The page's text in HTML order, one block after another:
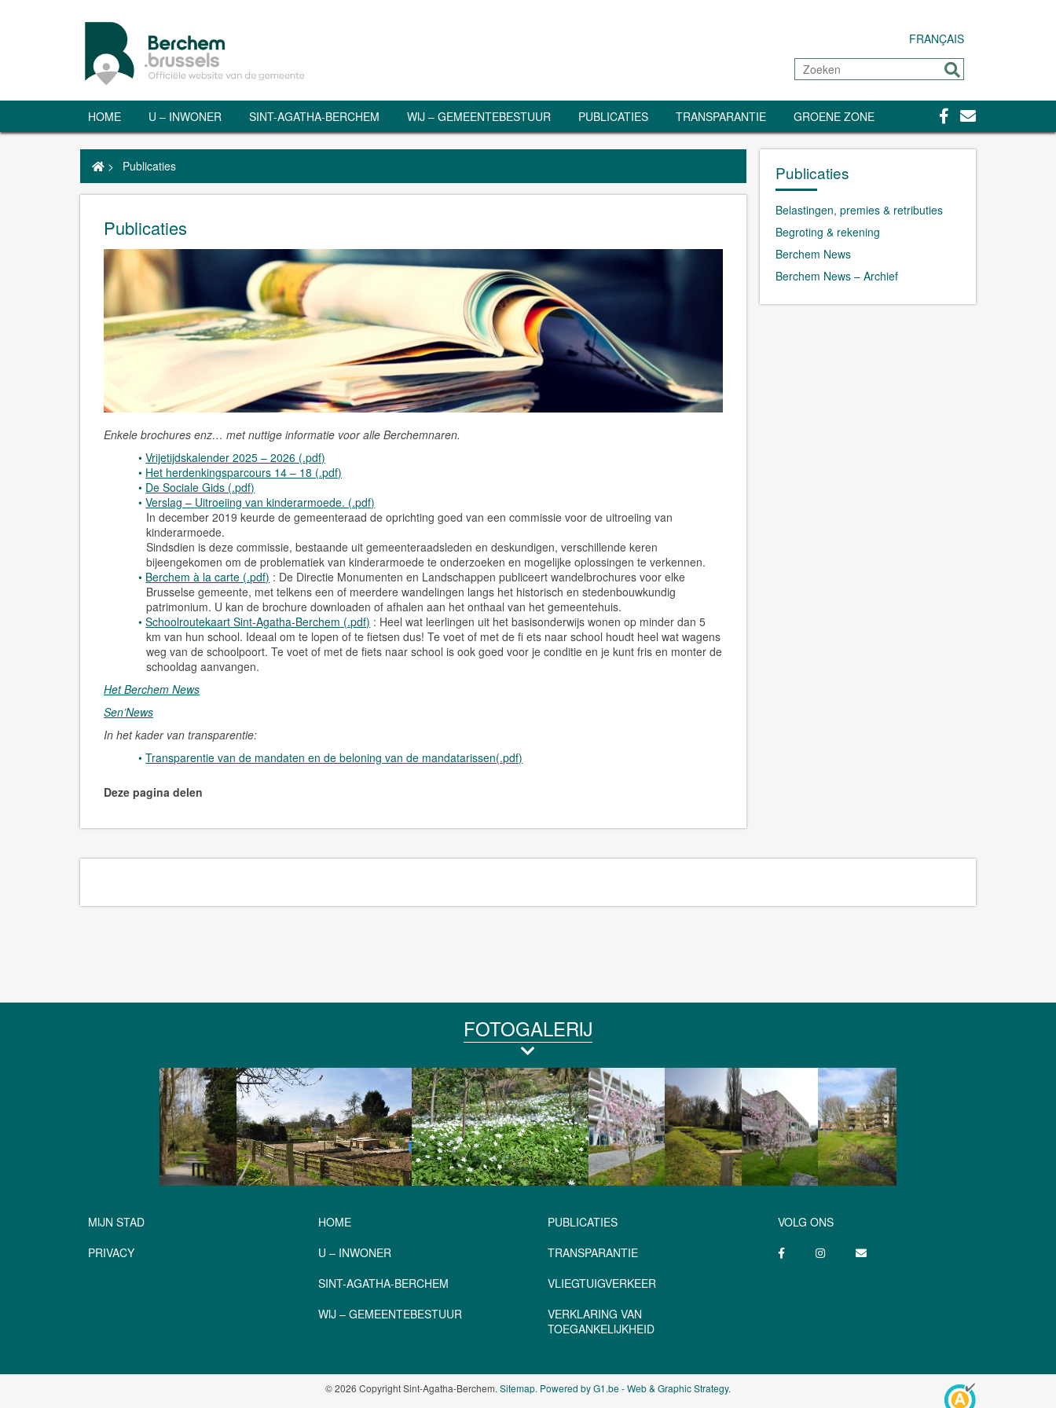
FRANÇAIS
Zoeken
Sturen
HOME U – INWONER SINT-AGATHA-BERCHEM WIJ – GEMEENTEBESTUUR PUBLICATIES TRANSPARANTIE GROENE ZONE Facebook
Contact
> Publicaties
Publicaties
Enkele brochures enz… met nuttige informatie voor alle Berchemnaren.
Vrijetijdskalender 2025 – 2026 (.pdf)
Het herdenkingsparcours 14 – 18 (.pdf)
De Sociale Gids (.pdf)
Verslag – Uitroeiing van kinderarmoede. (.pdf)
In december 2019 keurde de gemeenteraad de oprichting goed van een commissie voor de uitroeiing van
kinderarmoede.
Sindsdien is deze commissie, bestaande uit gemeenteraadsleden en deskundigen, verschillende keren
bijeengekomen om de problematiek van kinderarmoede te onderzoeken en mogelijke oplossingen te verkennen.
Berchem à la carte (.pdf) : De Directie Monumenten en Landschappen publiceert wandelbrochures voor elke
Brusselse gemeente, met telkens een of meerdere wandelingen langs het historisch en stedenbouwkundig
patrimonium. U kan de brochure downloaden of afhalen aan het onthaal van het gemeentehuis.
Schoolroutekaart Sint-Agatha-Berchem (.pdf) : Heel wat leerlingen uit het basisonderwijs wonen op minder dan 5
km van hun school. Ideaal om te lopen of te fietsen dus! Te voet of met de fi ets naar school houdt heel wat wagens
weg van de schoolpoort. Te voet of met de fiets naar school is ook goed voor je conditie en je kunt fris en monter de
schooldag aanvangen.
Het Berchem News
Sen’News
In het kader van transparentie:
Transparentie van de mandaten en de beloning van de mandatarissen(.pdf)
Deze pagina delen
Publicaties
Belastingen, premies & retributies
Begroting & rekening
Berchem News
Berchem News – Archief
FOTOGALERIJ
MIJN STAD
PRIVACY
HOME
U – INWONER
SINT-AGATHA-BERCHEM
WIJ – GEMEENTEBESTUUR
PUBLICATIES
TRANSPARANTIE
VLIEGTUIGVERKEER
VERKLARING VAN
TOEGANKELIJKHEID
VOLG ONS
© 2026 Copyright Sint-Agatha-Berchem. Sitemap. Powered by G1.be - Web & Graphic Strategy.